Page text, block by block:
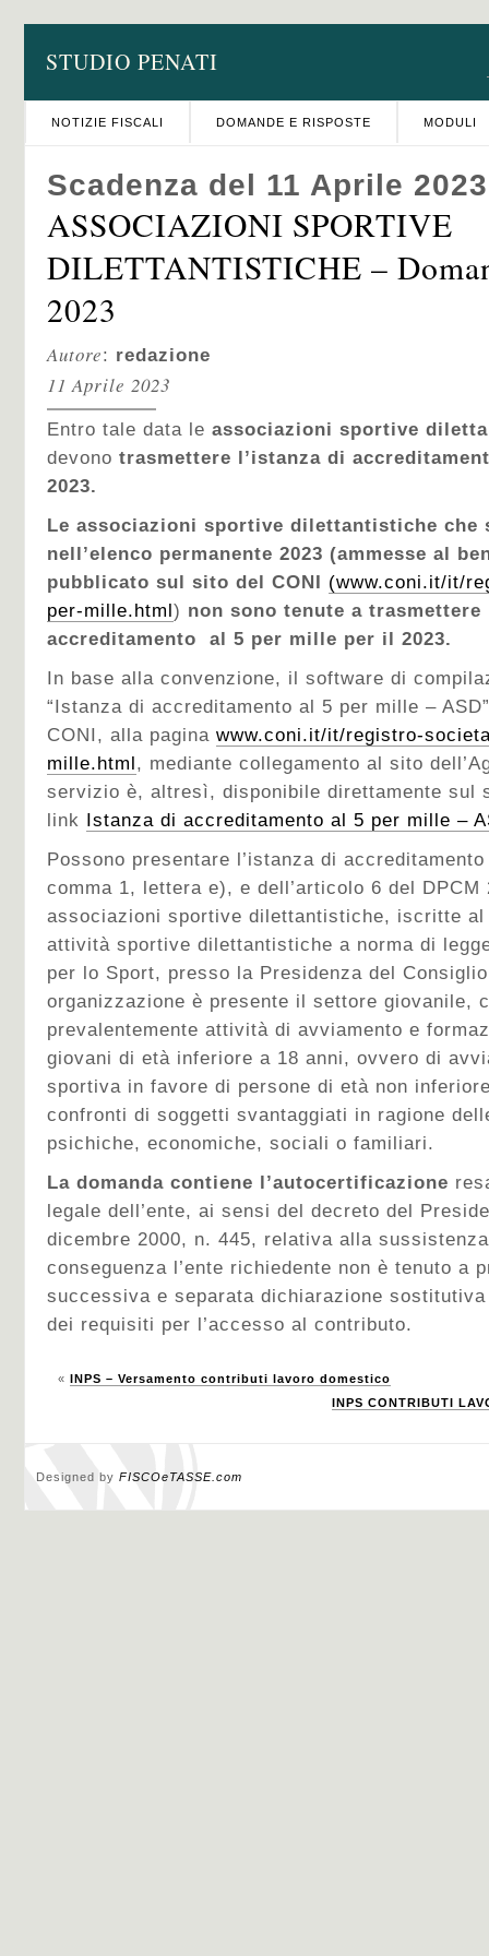
STUDIO PENATI
NOTIZIE FISCALI DOMANDE E RISPOSTE MODULI
Scadenza del 11 Aprile 2023
ASSOCIAZIONI SPORTIVE
DILETTANTISTICHE –
2023
Autore: redazione
11 Aprile 2023
Entro tale data le associazioni sportive
devono trasmettere l’istanza di
2023.
Le associazioni sportive dilettantistiche che
nell’elenco permanente 2023 (ammesse al
pubblicato sul sito del CONI (www.coni.it/it/
per-mille.html) non sono tenute a trasmettere
accreditamento al 5 per mille per il 2023.
In base alla convenzione, il software di
“Istanza di accreditamento al 5 per mille –
CONI, alla pagina www.coni.it/it/registro-
mille.html, mediante collegamento al sito
servizio è, altresì, disponibile direttamente sul
link Istanza di accreditamento al 5 per mille –
Possono presentare l’istanza di
comma 1, lettera e), e dell’articolo 6 del DPCM
associazioni sportive dilettantistiche, iscritte al
attività sportive dilettantistiche a norma di
per lo Sport, presso la Presidenza del
organizzazione è presente il settore giovanile,
prevalentemente attività di avviamento e
giovani di età inferiore a 18 anni, ovvero di
sportiva in favore di persone di età non
confronti di soggetti svantaggiati in ragione
psichiche, economiche, sociali o familiari.
La domanda contiene l’autocertificazione
legale dell’ente, ai sensi del decreto del
dicembre 2000, n. 445, relativa alla
conseguenza l’ente richiedente non è tenuto a
successiva e separata dichiarazione
dei requisiti per l’accesso al contributo.
« INPS – Versamento contributi lavoro domestico
INPS CONTRIBUTI
Designed by FISCOeTASSE.com